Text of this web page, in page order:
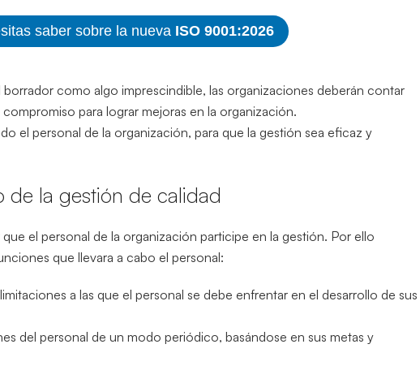
saber sobre la nueva ISO 9001:2026
como algo imprescindible, las organizaciones deberán contar
para lograr mejoras en la organización.
el personal de la organización, para que la gestión sea eficaz y
de la gestión de calidad
el personal de la organización participe en la gestión. Por ello
que llevara a cabo el personal:
a las que el personal se debe enfrentar en el desarrollo de sus
del personal de un modo periódico, basándose en sus metas y